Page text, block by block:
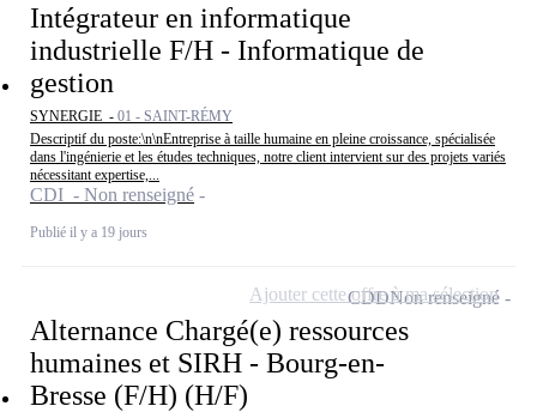
Intégrateur en informatique
industrielle F/H - Informatique de
gestion
SYNERGIE - 01 - SAINT-RÉMY
Descriptif du poste:\n\nEntreprise à taille humaine en pleine croissance, spécialisée
dans l'ingénierie et les études techniques, notre client intervient sur des projets variés
nécessitant expertise,...
CDI - Non renseigné
Publié il y a 19 jours
Alternance Chargé(e) ressources
humaines et SIRH - Bourg-en-
Bresse (F/H) (H/F)
CDDNon renseigné
Ajouter cette offre à ma sélection